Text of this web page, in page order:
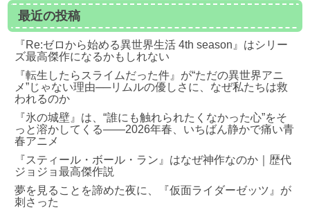
最近の投稿
『Re:ゼロから始める異世界生活 4th season』はシリー
ズ最高傑作になるかもしれない
『転生したらスライムだった件』が“ただの異世界アニ
メ”じゃない理由──リムルの優しさに、なぜ私たちは救
われるのか
『氷の城壁』は、“誰にも触れられたくなかった心”をそ
っと溶かしてくる――2026年春、いちばん静かで痛い青
春アニメ
『スティール・ボール・ラン』はなぜ神作なのか｜歴代
ジョジョ最高傑作説
夢を見ることを諦めた夜に、『仮面ライダーゼッツ』が
刺さった